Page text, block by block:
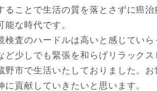
ことで生活の質を落とさずに癌
な時代です。
検査のハードルは高いと感じてい
少しでも緊張を和らげリラック
市で生活いたしておりました。
貢献していきたいと思います。